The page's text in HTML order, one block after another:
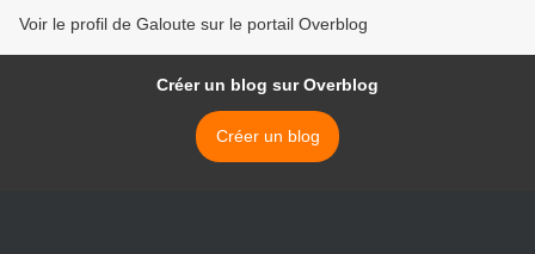
Voir le profil de Galoute sur le portail Overblog
Créer un blog sur Overblog
Créer un blog